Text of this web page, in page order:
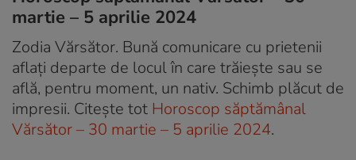
martie – 5 aprilie 2024
Zodia Vărsător. Bună comunicare cu prietenii
aflați departe de locul în care trăiește sau se
află, pentru moment, un nativ. Schimb plăcut de
impresii. Citește tot Horoscop săptămânal
Vărsător – 30 martie – 5 aprilie 2024.